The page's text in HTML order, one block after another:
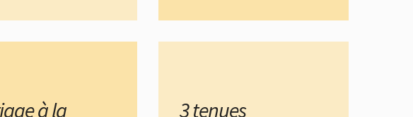
à la
3 tenues